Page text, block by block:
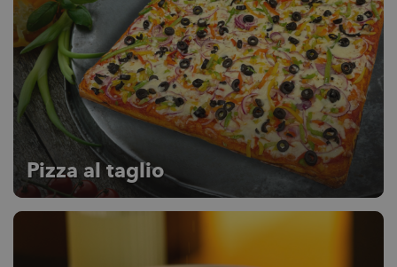
Pizza al taglio